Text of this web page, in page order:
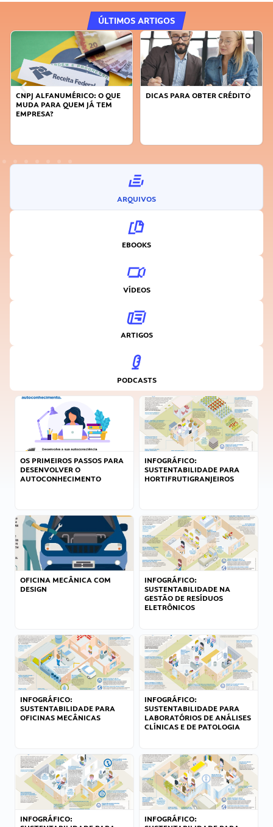
ÚLTIMOS ARTIGOS
CNPJ ALFANUMÉRICO: O QUE
MUDA PARA QUEM JÁ TEM
EMPRESA?
DICAS PARA OBTER CRÉDITO
ARQUIVOS
EBOOKS
VÍDEOS
ARTIGOS
PODCASTS
OS PRIMEIROS PASSOS PARA
DESENVOLVER O
AUTOCONHECIMENTO
INFOGRÁFICO:
SUSTENTABILIDADE PARA
HORTIFRUTIGRANJEIROS
OFICINA MECÂNICA COM
DESIGN
INFOGRÁFICO:
SUSTENTABILIDADE NA
GESTÃO DE RESÍDUOS
ELETRÔNICOS
INFOGRÁFICO:
SUSTENTABILIDADE PARA
OFICINAS MECÂNICAS
INFOGRÁFICO:
SUSTENTABILIDADE PARA
LABORATÓRIOS DE ANÁLISES
CLÍNICAS E DE PATOLOGIA
INFOGRÁFICO:
INFOGRÁFICO: